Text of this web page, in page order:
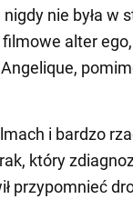
nie była w
alter
i bardzo
który
przypomnieć